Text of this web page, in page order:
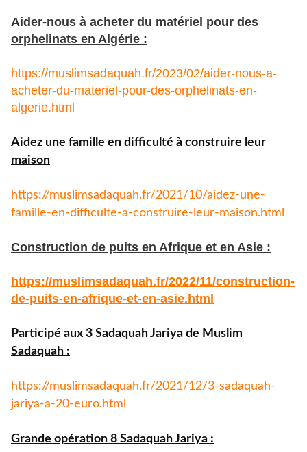
Aider-nous à acheter du matériel pour des
orphelinats en Algérie :
https://muslimsadaquah.fr/2023/02/aider-nous-a-
acheter-du-materiel-pour-des-orphelinats-en-
algerie.html
Aidez une famille en difficulté à construire leur
maison
https://muslimsadaquah.fr/2021/10/aidez-une-
famille-en-difficulte-a-construire-leur-maison.html
Construction de puits en Afrique et en Asie :
https://muslimsadaquah.fr/2022/11/construction-
de-puits-en-afrique-et-en-asie.html
Participé aux 3 Sadaquah Jariya de Muslim
Sadaquah :
https://muslimsadaquah.fr/2021/12/3-sadaquah-
jariya-a-20-euro.html
Grande opération 8 Sadaquah Jariya :